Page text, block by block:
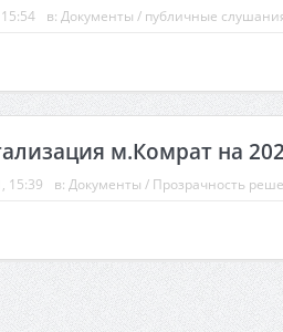
в: Документы / публичные
м.Комрат на
15:39 в: Документы / Прозрачность